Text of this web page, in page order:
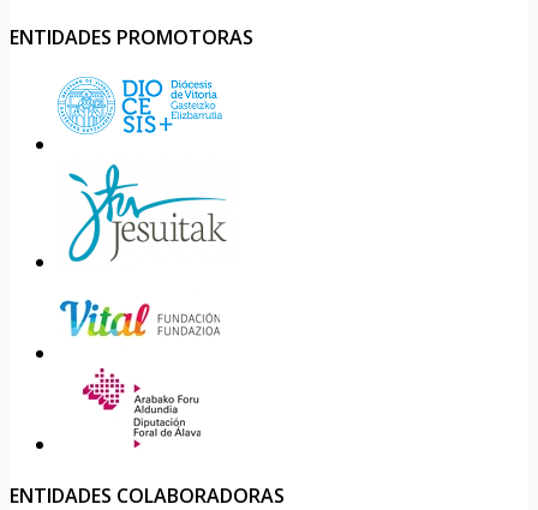
ENTIDADES PROMOTORAS
ENTIDADES COLABORADORAS